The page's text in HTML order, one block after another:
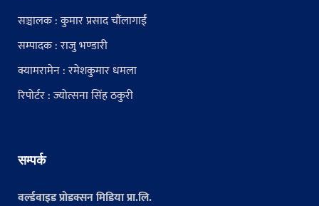
सञ्चालक : कुमार प्रसाद चौंलागाईं
सम्पादक : राजु भण्डारी
क्यामरामेन : रमेशकुमार धमला
रिपोर्टर : ज्योत्सना सिंह ठकुरी
सम्पर्क
वर्ल्डवाइड प्रोडक्सन मिडिया प्रा.लि.